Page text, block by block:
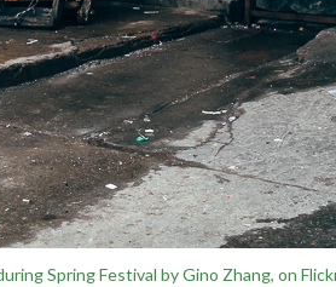
Spring Festival by Gino Zhang, on